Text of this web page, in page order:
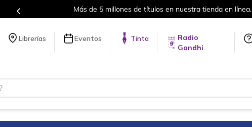
Más de 5 millones de títulos en nuestra tienda en línea.
Librerías Eventos Tinta
Radio
Gandhi